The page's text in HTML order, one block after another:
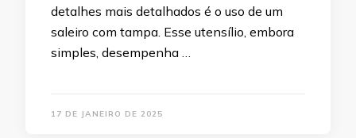
detalhes mais detalhados é o uso de um
saleiro com tampa. Esse utensílio, embora
simples, desempenha …
17 DE JANEIRO DE 2025